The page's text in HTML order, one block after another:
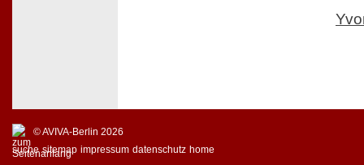
© AVIVA-Berlin 2026
suche sitemap impressum datenschutz home